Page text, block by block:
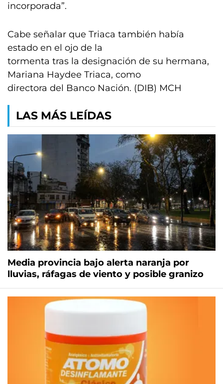
incorporada”.
Cabe señalar que Triaca también había
estado en el ojo de la
tormenta tras la designación de su hermana,
Mariana Haydee Triaca, como
directora del Banco Nación. (DIB) MCH
LAS MÁS LEÍDAS
Media provincia bajo alerta naranja por
lluvias, ráfagas de viento y posible granizo